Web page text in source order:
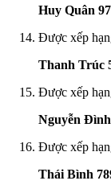
Huy Quân
Được xếp
Thanh Trúc
Được xếp
Nguyễn
Được xếp
Thái Bình